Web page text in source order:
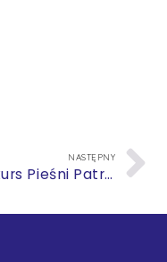
NASTĘPNY
Konkurs Pieśni Patriotyczno-Religijnej